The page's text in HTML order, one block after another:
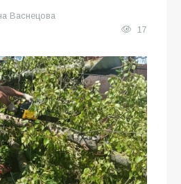
Васнецова
17